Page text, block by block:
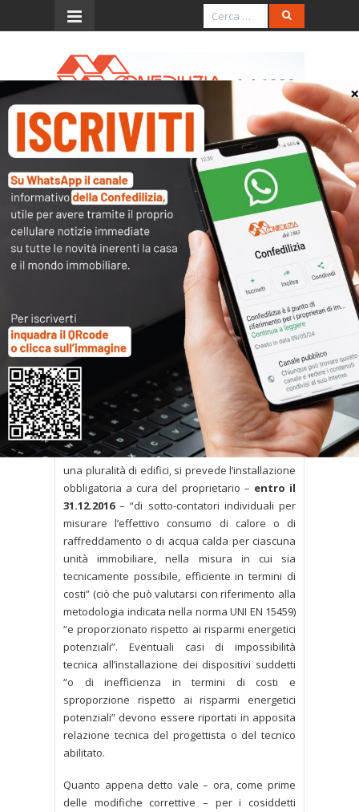
Menu
In Gazzetta il decreto
correttivo sulla
termoregolazione
È stato pubblicato in Gazzetta Ufficiale il
decreto legislativo n. 141/2016, che modifica e
integra il provvedimento (d.lgs. n. 102/2014) che
impone, in ogni condominio, di verificare se
sussista l’obbligo di introdurre sistemi di
termoregolazione e contabilizzazione del
calore.
In particolare, nei condominii e negli “edifici
polifunzionali” riforniti da una fonte di
riscaldamento o raffreddamento centralizzata
o da una rete di teleriscaldamento o da un
sistema di fornitura centralizzato che alimenta
una pluralità di edifici, si prevede l’installazione
obbligatoria a cura del proprietario – entro il
31.12.2016– “di sotto-contatori individuali per
misurare l’effettivo consumo di calore o di
raffreddamento o di acqua calda per ciascuna
unità immobiliare, nella misura in cui sia
tecnicamente possibile, efficiente in termini di
costi” (ciò che può valutarsi con riferimento alla
metodologia indicata nella norma UNI EN 15459)
“e proporzionato rispetto ai risparmi energetici
potenziali”. Eventuali casi di impossibilità
tecnica all’installazione dei dispositivi suddetti
“o di inefficienza in termini di costi e
sproporzione rispetto ai risparmi energetici
potenziali” devono essere riportati in apposita
relazione tecnica del progettista o del tecnico
abilitato.
Quanto appena detto vale – ora, come prime
delle modifiche correttive – per i cosiddetti